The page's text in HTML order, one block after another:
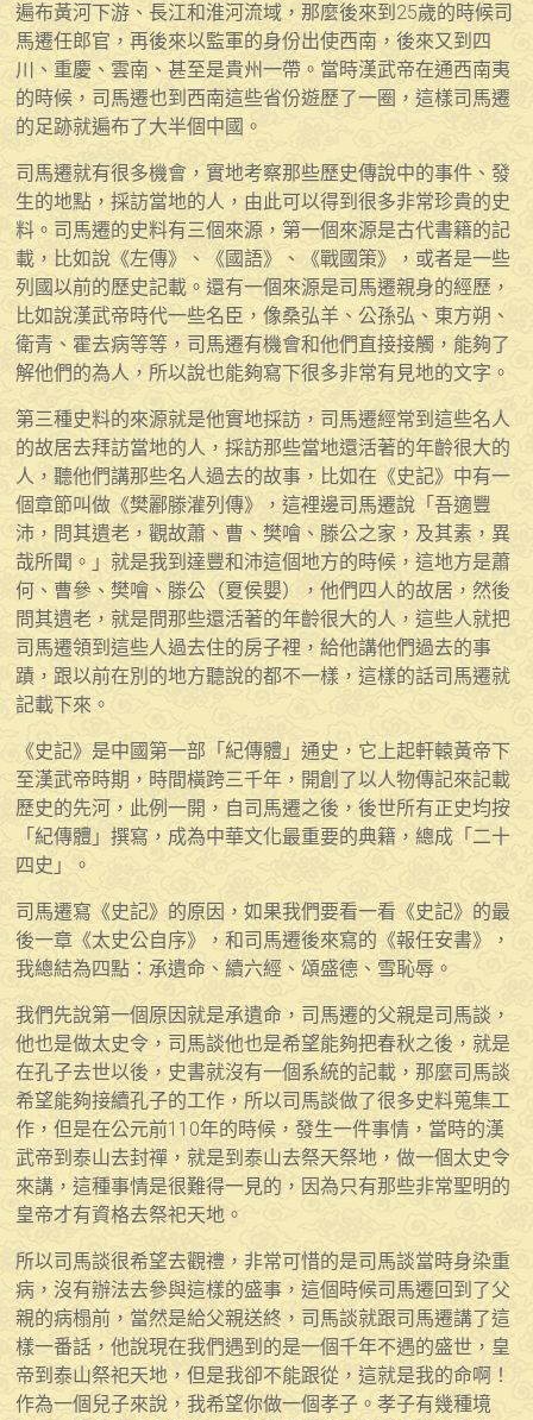
遍布黃河下游、長江和淮河流域，那麼後來到25歲的時候司
馬遷任郎官，再後來以監軍的身份出使西南，後來又到四
川、重慶、雲南、甚至是貴州一帶。當時漢武帝在通西南夷
的時候，司馬遷也到西南這些省份遊歷了一圈，這樣司馬遷
的足跡就遍布了大半個中國。
司馬遷就有很多機會，實地考察那些歷史傳說中的事件、發
生的地點，採訪當地的人，由此可以得到很多非常珍貴的史
料。司馬遷的史料有三個來源，第一個來源是古代書籍的記
載，比如說《左傳》、《國語》、《戰國策》，或者是一些
列國以前的歷史記載。還有一個來源是司馬遷親身的經歷，
比如說漢武帝時代一些名臣，像桑弘羊、公孫弘、東方朔、
衛青、霍去病等等，司馬遷有機會和他們直接接觸，能夠了
解他們的為人，所以說也能夠寫下很多非常有見地的文字。
第三種史料的來源就是他實地採訪，司馬遷經常到這些名人
的故居去拜訪當地的人，採訪那些當地還活著的年齡很大的
人，聽他們講那些名人過去的故事，比如在《史記》中有一
個章節叫做《樊酈滕灌列傳》，這裡邊司馬遷說「吾適豐
沛，問其遺老，觀故蕭、曹、樊噲、滕公之家，及其素，異
哉所聞。」就是我到達豐和沛這個地方的時候，這地方是蕭
何、曹參、樊噲、滕公（夏侯嬰），他們四人的故居，然後
問其遺老，就是問那些還活著的年齡很大的人，這些人就把
司馬遷領到這些人過去住的房子裡，給他講他們過去的事
蹟，跟以前在別的地方聽說的都不一樣，這樣的話司馬遷就
記載下來。
《史記》是中國第一部「紀傳體」通史，它上起軒轅黃帝下
至漢武帝時期，時間橫跨三千年，開創了以人物傳記來記載
歷史的先河，此例一開，自司馬遷之後，後世所有正史均按
「紀傳體」撰寫，成為中華文化最重要的典籍，總成「二十
四史」。
司馬遷寫《史記》的原因，如果我們要看一看《史記》的最
後一章《太史公自序》，和司馬遷後來寫的《報任安書》，
我總結為四點：承遺命、續六經、頌盛德、雪恥辱。
我們先說第一個原因就是承遺命，司馬遷的父親是司馬談，
他也是做太史令，司馬談他也是希望能夠把春秋之後，就是
在孔子去世以後，史書就沒有一個系統的記載，那麼司馬談
希望能夠接續孔子的工作，所以司馬談做了很多史料蒐集工
作，但是在公元前110年的時候，發生一件事情，當時的漢
武帝到泰山去封禪，就是到泰山去祭天祭地，做一個太史令
來講，這種事情是很難得一見的，因為只有那些非常聖明的
皇帝才有資格去祭祀天地。
所以司馬談很希望去觀禮，非常可惜的是司馬談當時身染重
病，沒有辦法去參與這樣的盛事，這個時候司馬遷回到了父
親的病榻前，當然是給父親送終，司馬談就跟司馬遷講了這
樣一番話，他說現在我們遇到的是一個千年不遇的盛世，皇
帝到泰山祭祀天地，但是我卻不能跟從，這就是我的命啊！
作為一個兒子來說，我希望你做一個孝子。孝子有幾種境